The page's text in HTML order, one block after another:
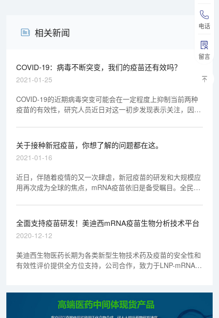
电话
留言
相关新闻
COVID-19：病毒不断突变，我们的疫苗还有效吗？
2021-01-25
COVID-19的近期病毒突变可能会在一定程度上抑制当前两种
疫苗的有效性，研究人员近日对这一初步发现表示关注，因为
该研究测试了来自英国、南非和巴西的冠状病毒，并由纽约洛
克菲勒大学与美国国立卫生研究院等其他地方的科学家共同领
导。
关于接种新冠疫苗，你想了解的问题都在这。
2021-01-16
近日，伴随着疫情的又一次肆虐，新冠疫苗的研发和大规模应
用再次成为全球的焦点，mRNA疫苗依旧是备受瞩目。全民接
学河滨分校医学院研究部高级副院长，疫苗专家David Lo博士
给出了一些专业的解释。
全面支持疫苗研发！美迪西mRNA疫苗生物分析技术平台
2020-12-12
美迪西生物医药长期为各类新型生物技术药及疫苗的安全性和
有效性评价提供全方位支持，公司合作，致力于LNP-mRNA类